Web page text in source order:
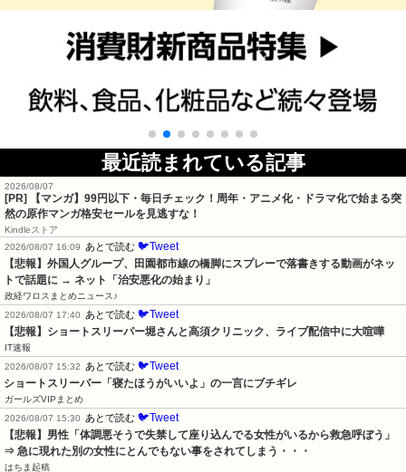
最近読まれている記事
2026/08/07
[PR] 【マンガ】99円以下・毎日チェック！周年・アニメ化・ドラマ化で始まる突
然の原作マンガ格安セールを見逃すな！
Kindleストア
2026/08/07 16:09
あとで読む 🐦Tweet
【悲報】外国人グループ、田園都市線の橋脚にスプレーで落書きする動画がネッ
トで話題に → ネット「治安悪化の始まり」
政経ワロスまとめニュース♪
2026/08/07 17:40
あとで読む 🐦Tweet
【悲報】ショートスリーパー堀さんと高須クリニック、ライブ配信中に大喧嘩
IT速報
2026/08/07 15:32
あとで読む 🐦Tweet
ショートスリーパー「寝たほうがいいよ」の一言にブチギレ
ガールズVIPまとめ
2026/08/07 15:30
あとで読む 🐦Tweet
【悲報】男性「体調悪そうで失禁して座り込んでる女性がいるから救急呼ぼう」
⇒ 急に現れた別の女性にとんでもない事をされてしまう・・・
はちま起稿